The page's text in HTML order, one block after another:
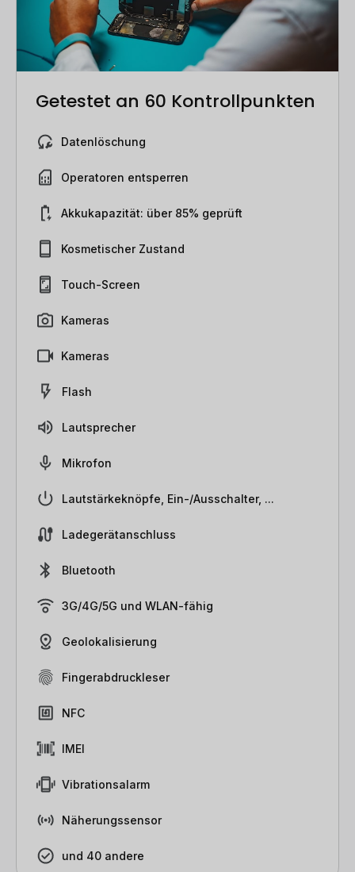
Getestet an 60 Kontrollpunkten
Datenlöschung
Operatoren entsperren
Akkukapazität: über 85% geprüft
Kosmetischer Zustand
Touch-Screen
Kameras
Kameras
Flash
Lautsprecher
Mikrofon
Lautstärkeknöpfe, Ein-/Ausschalter, ...
Ladegerätanschluss
Bluetooth
3G/4G/5G und WLAN-fähig
Geolokalisierung
Fingerabdruckleser
NFC
IMEI
Vibrationsalarm
Näherungssensor
und 40 andere